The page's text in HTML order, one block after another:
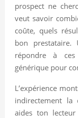
prospect ne
veut savoir
coûte, quels
bon
répondre à
générique pour
L’expérience
indirectement la
aides ton